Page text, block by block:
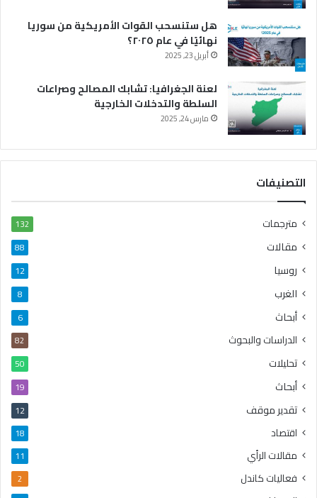
هل ستنسحب القوات الأمريكية من سوريا
نهائيًا في عام ٢٠٢٥؟
أبريل 23, 2025
لعنة الجغرافيا: تشابك المصالح وصراعات
السلطة والتدخلات الخارجية
مارس 24, 2025
التصنيفات
مترجمات 132
مقالات 88
روسيا 12
الغرب 8
أبحاث 6
الدراسات والبحوث 82
تحليلات 50
أبحاث 19
تقدير موقف 12
اقتصاد 18
مقالات الرأي 11
فعاليات كاندل 2